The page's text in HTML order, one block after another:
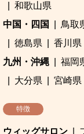
和歌山県
中国・四国
鳥取
徳島県
香川県
九州・沖縄
福岡
大分県
宮崎県
特徴
ウィッグサロン